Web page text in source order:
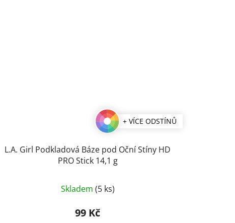
+ VÍCE ODSTÍNŮ
L.A. Girl Podkladová Báze pod Oční Stíny HD
PRO Stick 14,1 g
Skladem (5 ks)
99 Kč